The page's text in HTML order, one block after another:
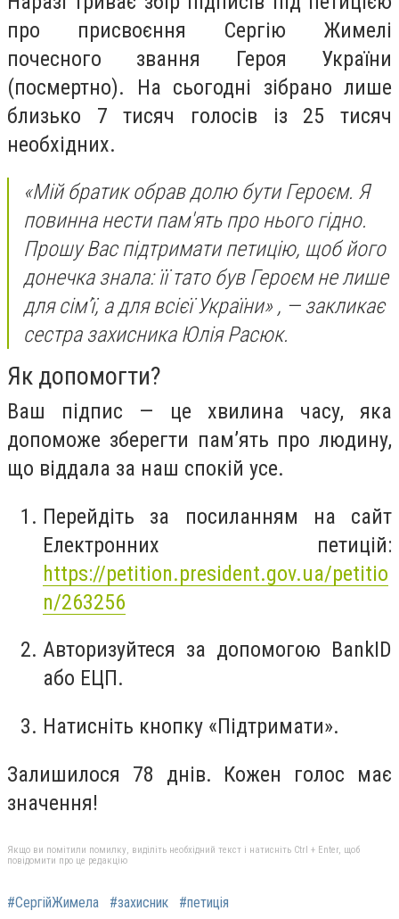
про присвоєння Сергію Жимелі
почесного звання Героя України
(посмертно). На сьогодні зібрано лише
близько 7 тисяч голосів із 25 тисяч
необхідних.
«Мій братик обрав долю бути Героєм. Я
повинна нести пам'ять про нього гідно.
Прошу Вас підтримати петицію, щоб його
донечка знала: її тато був Героєм не лише
для сім’ї, а для всієї України», — закликає
сестра захисника Юлія Расюк.
Як допомогти?
Ваш підпис — це хвилина часу, яка
допоможе зберегти пам’ять про людину,
що віддала за наш спокій усе.
Перейдіть за посиланням на сайт
Електронних петицій:
https://petition.president.gov.ua/petitio
n/263256
Авторизуйтеся за допомогою BankID
або ЕЦП.
Натисніть кнопку «Підтримати».
Залишилося 78 днів. Кожен голос має
значення!
Якщо ви помітили помилку, виділіть необхідний текст і натисніть Ctrl + Enter, щоб
повідомити про це редакцію
#СергійЖимела #захисник #петиція